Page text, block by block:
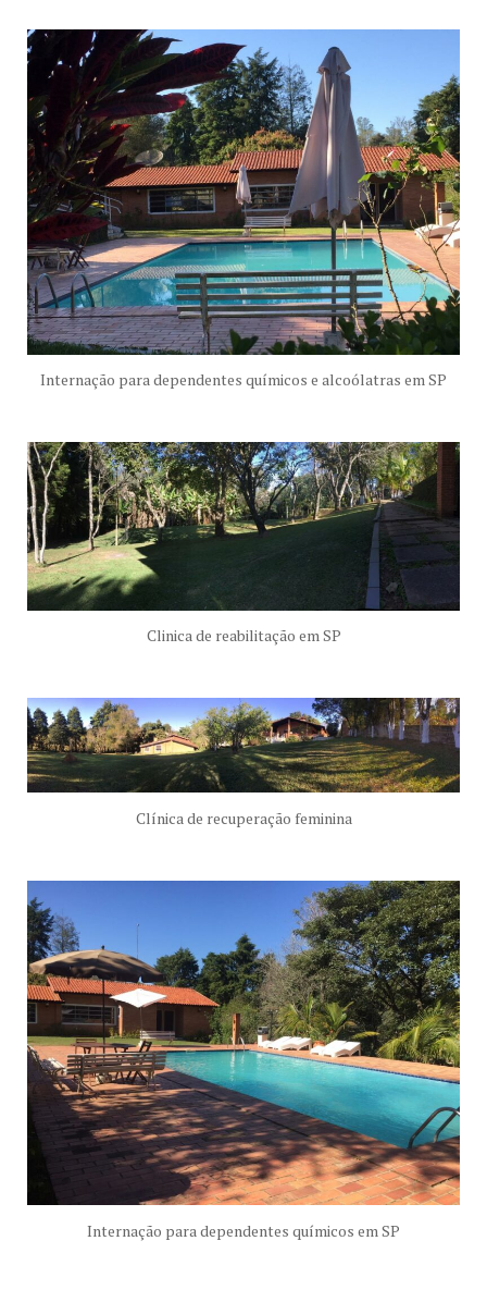
Internação para dependentes químicos e alcoólatras em SP
Clinica de reabilitação em SP
Clínica de recuperação feminina
Internação para dependentes químicos em SP